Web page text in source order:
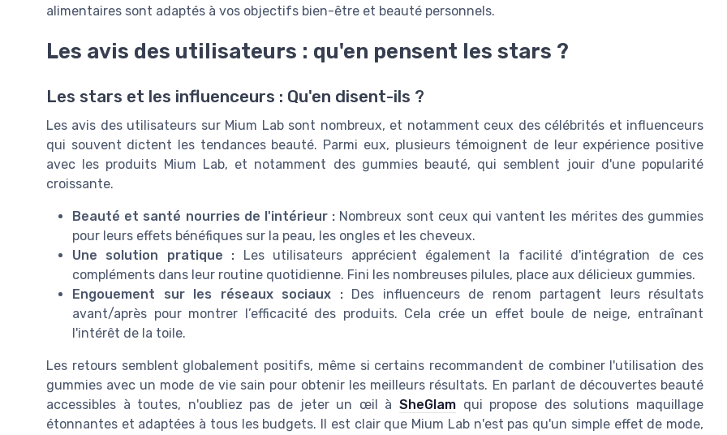
alimentaires sont adaptés à vos objectifs bien-être et beauté personnels.
Les avis des utilisateurs : qu'en pensent les stars ?
Les stars et les influenceurs : Qu'en disent-ils ?
Les avis des utilisateurs sur Mium Lab sont nombreux, et notamment ceux des célébrités et influenceurs
qui souvent dictent les tendances beauté. Parmi eux, plusieurs témoignent de leur expérience positive
avec les produits Mium Lab, et notamment des gummies beauté, qui semblent jouir d'une popularité
croissante.
Beauté et santé nourries de l'intérieur : Nombreux sont ceux qui vantent les mérites des gummies
pour leurs effets bénéfiques sur la peau, les ongles et les cheveux.
Une solution pratique : Les utilisateurs apprécient également la facilité d'intégration de ces
compléments dans leur routine quotidienne. Fini les nombreuses pilules, place aux délicieux gummies.
Engouement sur les réseaux sociaux :Des influenceurs de renom partagent leurs résultats
avant/après pour montrer l’efficacité des produits. Cela crée un effet boule de neige, entraînant
l'intérêt de la toile.
Les retours semblent globalement positifs, même si certains recommandent de combiner l'utilisation des
gummies avec un mode de vie sain pour obtenir les meilleurs résultats. En parlant de découvertes beauté
accessibles à toutes, n'oubliez pas de jeter un œil à SheGlam qui propose des solutions maquillage
étonnantes et adaptées à tous les budgets. Il est clair que Mium Lab n'est pas qu'un simple effet de mode,